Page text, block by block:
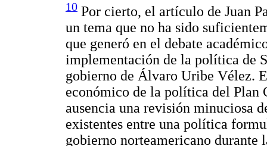
10 Por cierto, el artículo de Juan
un tema que no ha sido
que generó en el debate
implementación de la política de
gobierno de Álvaro Uribe Vélez.
económico de la política del Plan
ausencia una revisión minuciosa
existentes entre una política
gobierno norteamericano durante